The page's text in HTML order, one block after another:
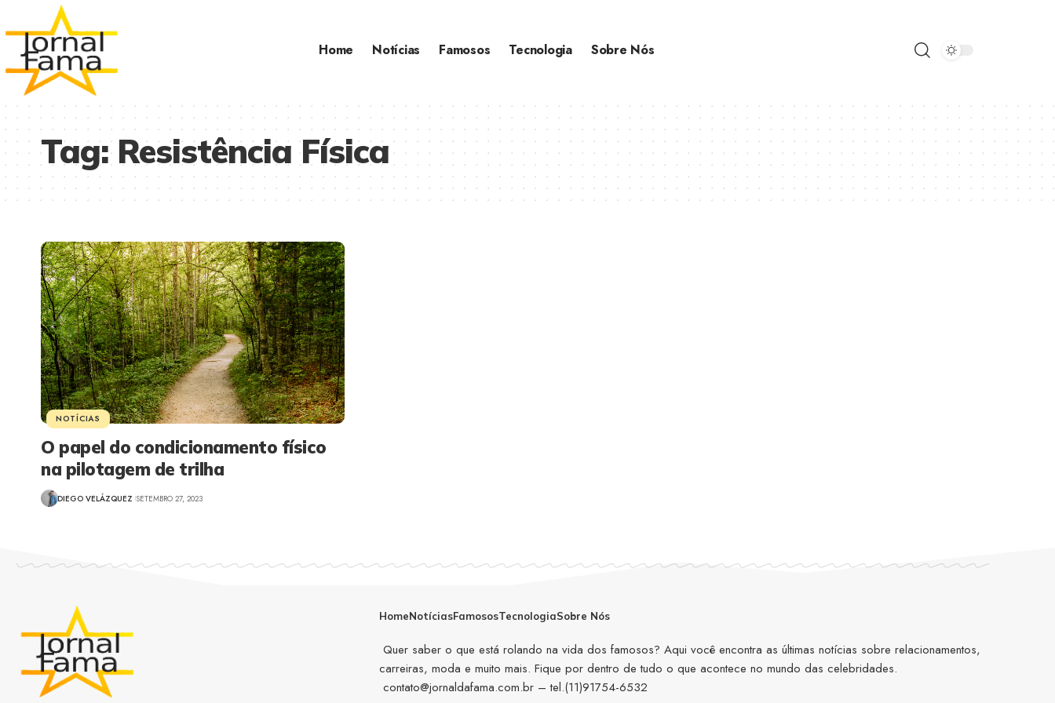
Home Notícias Famosos Tecnologia Sobre Nós
Tag:Resistência Física
NOTÍCIAS
O papel do condicionamento físico
na pilotagem de trilha
DIEGO VELÁZQUEZ SETEMBRO 27, 2023
HomeNotíciasFamososTecnologiaSobre Nós
Quer saber o que está rolando na vida dos famosos? Aqui você encontra as últimas notícias sobre relacionamentos,
carreiras, moda e muito mais. Fique por dentro de tudo o que acontece no mundo das celebridades.
contato@jornaldafama.com.br – tel.(11)91754-6532